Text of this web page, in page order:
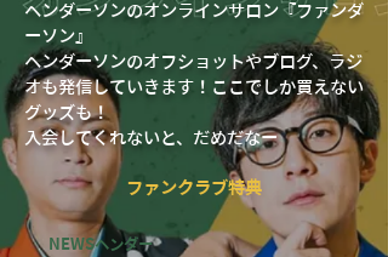
ヘンダーソンのオンラインサロン『ファンダ
ーソン』
ヘンダーソンのオフショットやブログ、ラジ
オも発信していきます！ここでしか買えない
グッズも！
入会してくれないと、だめだなー
ファンクラブ特典
NEWSヘンダー